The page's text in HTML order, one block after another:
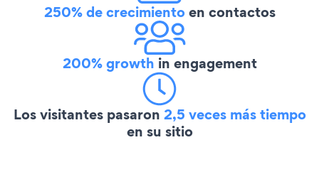
250% de crecimientoen contactos
200% growth in engagement
Los visitantes pasaron 2,5 veces más tiempo
en su sitio